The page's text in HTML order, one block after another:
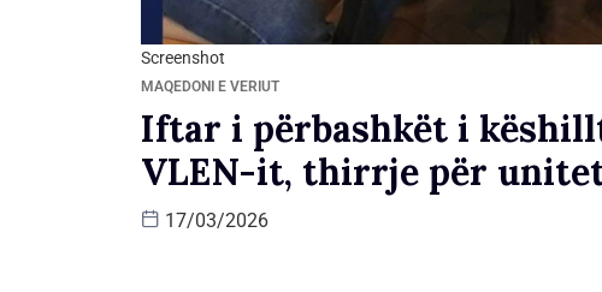
Screenshot
MAQEDONI E VERIUT
Iftar i përbashkët i
VLEN-it, thirrje për
17/03/2026